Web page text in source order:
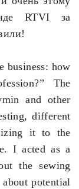
RTVI
за
business: how
The
and other
different
it to the
I acted as a
the sewing
potential